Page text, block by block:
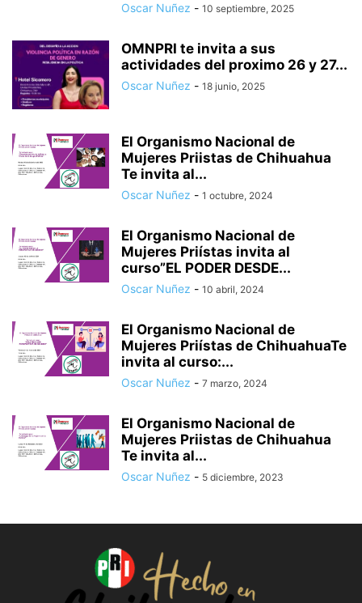
Oscar Nuñez - 10 septiembre, 2025
OMNPRI te invita a sus
actividades del proximo 26 y 27...
Oscar Nuñez - 18 junio, 2025
El Organismo Nacional de
Mujeres Priistas de Chihuahua
Te invita al...
Oscar Nuñez - 1 octubre, 2024
El Organismo Nacional de
Mujeres Priístas invita al
curso”EL PODER DESDE...
Oscar Nuñez - 10 abril, 2024
El Organismo Nacional de
Mujeres Priístas de ChihuahuaTe
invita al curso:...
Oscar Nuñez - 7 marzo, 2024
El Organismo Nacional de
Mujeres Priistas de Chihuahua
Te invita al...
Oscar Nuñez - 5 diciembre, 2023